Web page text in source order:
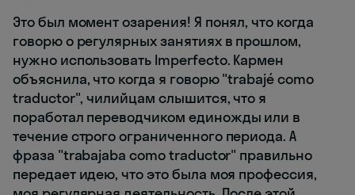
Это был момент озарения! Я понял, что когда
говорю о регулярных занятиях в прошлом,
нужно использовать Imperfecto. Кармен
объяснила, что когда я говорю "trabajé como
traductor", чилийцам слышится, что я
поработал переводчиком единожды или в
течение строго ограниченного периода. А
фраза "trabajaba como traductor" правильно
передает идею, что это была моя профессия,